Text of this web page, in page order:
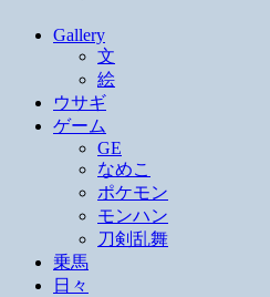
Gallery
文
絵
ウサギ
ゲーム
GE
なめこ
ポケモン
モンハン
刀剣乱舞
乗馬
日々